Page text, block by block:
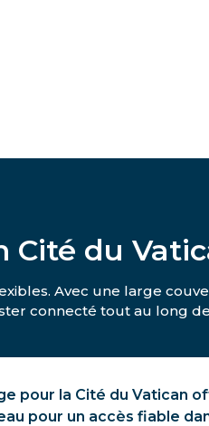
Cité du
Avec une large
connecté tout au long
pour la Cité du Vatican
pour un accès fiable